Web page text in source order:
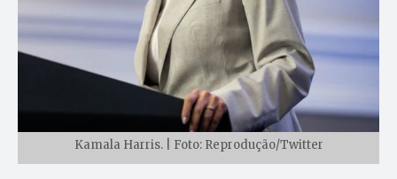
Kamala Harris. | Foto: Reprodução/Twitter